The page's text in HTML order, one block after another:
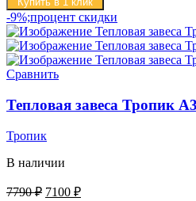
-9%;процент скидки
Сравнить
Тепловая завеса Тропик
Тропик
В наличии
7790₽ 7100 ₽